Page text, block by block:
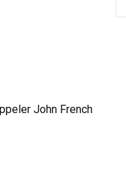
John French